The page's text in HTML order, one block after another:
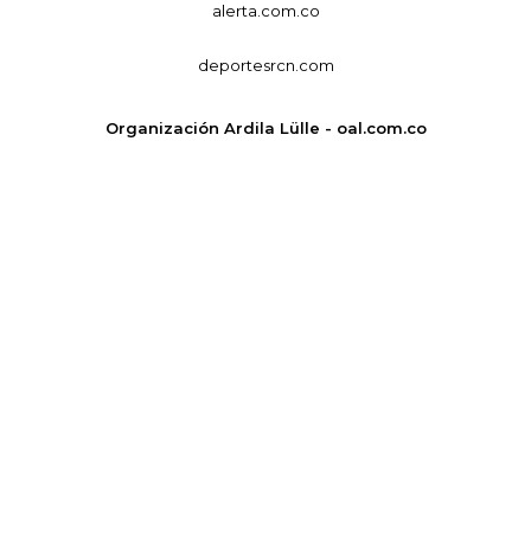
alerta.com.co
deportesrcn.com
Organización Ardila Lülle - oal.com.co